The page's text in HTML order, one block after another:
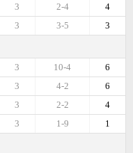
4
2-4
3
3
3-5
3
6
10-4
3
6
4-2
3
4
2-2
3
1
1-9
3